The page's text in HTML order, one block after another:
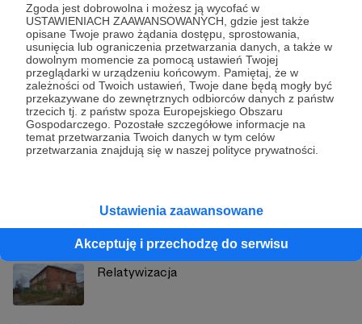
Zgoda jest dobrowolna i możesz ją wycofać w
USTAWIENIACH ZAAWANSOWANYCH, gdzie jest także
opisane Twoje prawo żądania dostępu, sprostowania,
usunięcia lub ograniczenia przetwarzania danych, a także w
dowolnym momencie za pomocą ustawień Twojej
przeglądarki w urządzeniu końcowym. Pamiętaj, że w
zależności od Twoich ustawień, Twoje dane będą mogły być
przekazywane do zewnętrznych odbiorców danych z państw
trzecich tj. z państw spoza Europejskiego Obszaru
Gospodarczego. Pozostałe szczegółowe informacje na
temat przetwarzania Twoich danych w tym celów
przetwarzania znajdują się w naszej polityce prywatności.
Ustawienia zaawansowane
Akceptuję i przechodzę do serwisu
Marcin Ogdowski
Zobacz profil autora
Zobacz również
Relatywizacja